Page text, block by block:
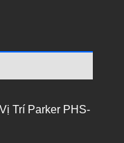
Trí Parker PHS-